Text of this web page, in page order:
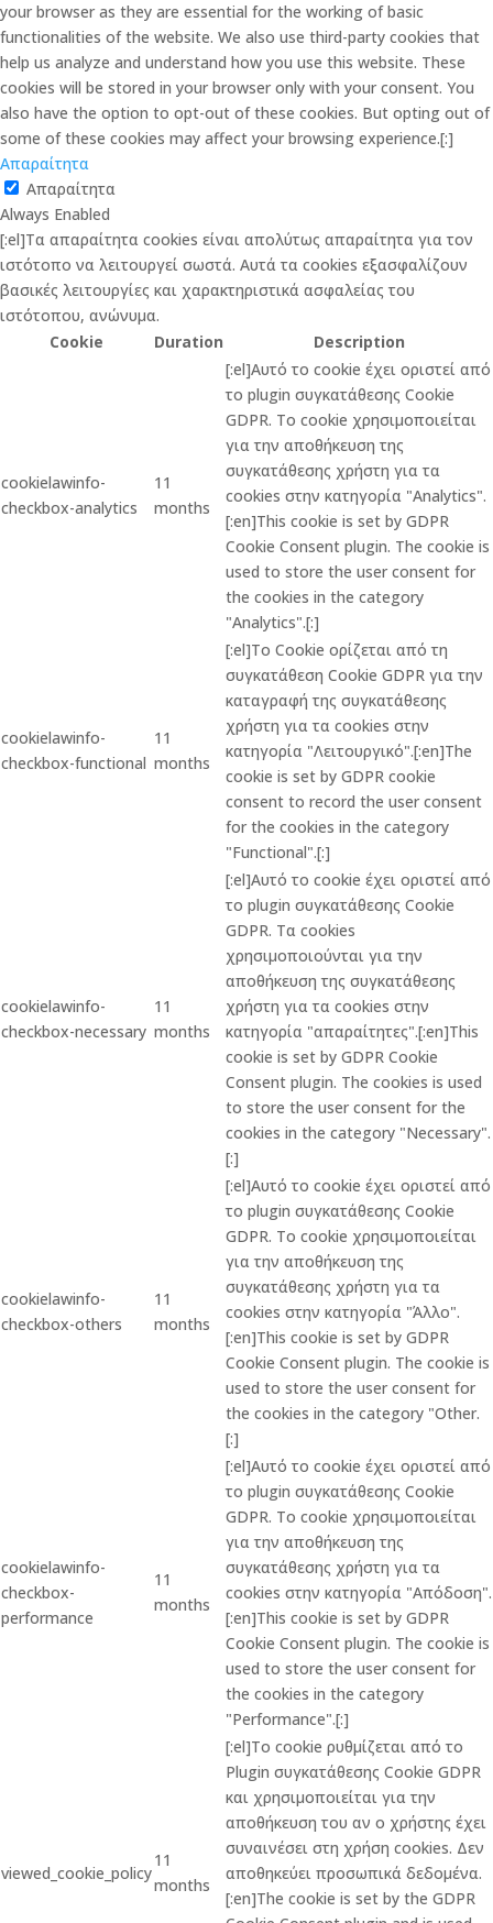
your browser as they are essential for the working of basic
functionalities of the website. We also use third-party cookies that
help us analyze and understand how you use this website. These
cookies will be stored in your browser only with your consent. You
also have the option to opt-out of these cookies. But opting out of
some of these cookies may affect your browsing experience.[:]
Απαραίτητα
Απαραίτητα
Always Enabled
[:el]Τα απαραίτητα cookies είναι απολύτως απαραίτητα για τον
ιστότοπο να λειτουργεί σωστά. Αυτά τα cookies εξασφαλίζουν
βασικές λειτουργίες και χαρακτηριστικά ασφαλείας του
ιστότοπου, ανώνυμα.
Cookie
Duration Description
cookielawinfo-
checkbox-analytics
11
months
[:el]Αυτό το cookie έχει οριστεί από
το plugin συγκατάθεσης Cookie
GDPR. Το cookie χρησιμοποιείται
για την αποθήκευση της
συγκατάθεσης χρήστη για τα
cookies στην κατηγορία "Analytics".
[:en]This cookie is set by GDPR
Cookie Consent plugin. The cookie is
used to store the user consent for
the cookies in the category
"Analytics".[:]
cookielawinfo-
checkbox-functional
11
months
[:el]Το Cookie ορίζεται από τη
συγκατάθεση Cookie GDPR για την
καταγραφή της συγκατάθεσης
χρήστη για τα cookies στην
κατηγορία "Λειτουργικό".[:en]The
cookie is set by GDPR cookie
consent to record the user consent
for the cookies in the category
"Functional".[:]
cookielawinfo-
checkbox-necessary
11
months
[:el]Αυτό το cookie έχει οριστεί από
το plugin συγκατάθεσης Cookie
GDPR. Τα cookies
χρησιμοποιούνται για την
αποθήκευση της συγκατάθεσης
χρήστη για τα cookies στην
κατηγορία "απαραίτητες".[:en]This
cookie is set by GDPR Cookie
Consent plugin. The cookies is used
to store the user consent for the
cookies in the category "Necessary".
[:]
cookielawinfo-
checkbox-others
11
months
[:el]Αυτό το cookie έχει οριστεί από
το plugin συγκατάθεσης Cookie
GDPR. Το cookie χρησιμοποιείται
για την αποθήκευση της
συγκατάθεσης χρήστη για τα
cookies στην κατηγορία "Άλλο".
[:en]This cookie is set by GDPR
Cookie Consent plugin. The cookie is
used to store the user consent for
the cookies in the category "Other.
[:]
cookielawinfo-
checkbox-
performance
11
months
[:el]Αυτό το cookie έχει οριστεί από
το plugin συγκατάθεσης Cookie
GDPR. Το cookie χρησιμοποιείται
για την αποθήκευση της
συγκατάθεσης χρήστη για τα
cookies στην κατηγορία "Απόδοση".
[:en]This cookie is set by GDPR
Cookie Consent plugin. The cookie is
used to store the user consent for
the cookies in the category
"Performance".[:]
viewed_cookie_policy
11
months
[:el]Το cookie ρυθμίζεται από το
Plugin συγκατάθεσης Cookie GDPR
και χρησιμοποιείται για την
αποθήκευση του αν ο χρήστης έχει
συναινέσει στη χρήση cookies. Δεν
αποθηκεύει προσωπικά δεδομένα.
[:en]The cookie is set by the GDPR